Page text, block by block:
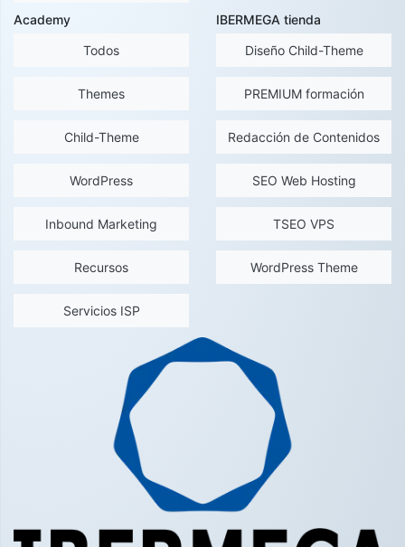
Academy
Todos
Themes
Child-Theme
WordPress
Inbound Marketing
Recursos
Servicios ISP
IBERMEGA tienda
Diseño Child-Theme
PREMIUM formación
Redacción de Contenidos
SEO Web Hosting
TSEO VPS
WordPress Theme